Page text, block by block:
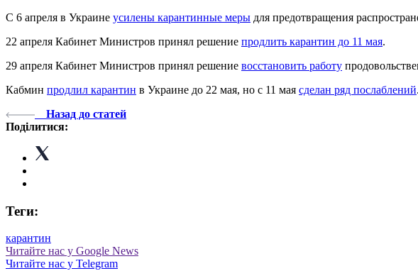
С 6 апреля в Украине усилены карантинные меры для предотвращения
22 апреля Кабинет Министров принял решение продлить карантин до 11 мая.
29 апреля Кабинет Министров принял решение восстановить работу
Кабмин продлил карантин в Украине до 22 мая, но с 11 мая сделан ряд послаблений.
Назад до статей
Поділитися:
Теги:
карантин
Читайте нас у Google News
Читайте нас у Telegram